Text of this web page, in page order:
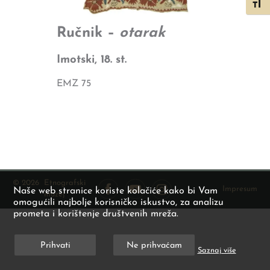
Ručnik – otarak
Imotski, 18. st.
EMZ 75
© 2026
Etnografski
muzej
Impresum
Naše web stranice koriste kolačiće kako bi Vam
omogućili najbolje korisničko iskustvo, za analizu
prometa i korištenje društvenih mreža.
Prihvati Ne prihvaćam
Saznaj više